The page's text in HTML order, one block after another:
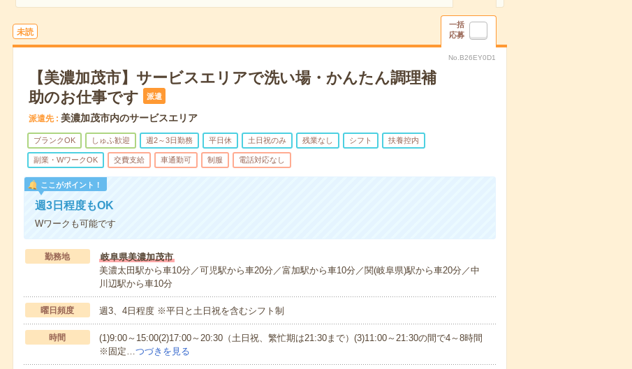
未読
一括
応募
No.B26EY0D1
【美濃加茂市】サービスエリアで洗い場・かんたん調理補
助のお仕事です
派遣
派遣先 美濃加茂市内のサービスエリア
ブランクOK しゅふ歓迎 週2～3日勤務 平日休 土日祝のみ 残業なし シフト 扶養控内
副業・WワークOK 交費支給 車通勤可 制服 電話対応なし
ここがポイント！
週3日程度もOK
Wワークも可能です
勤務地
岐阜県美濃加茂市
美濃太田駅から車10分／可児駅から車20分／富加駅から車10分／関(岐阜県)駅から車20分／中
川辺駅から車10分
曜日頻度 週3、4日程度 ※平日と土日祝を含むシフト制
時間
(1)9:00～15:00(2)17:00～20:30（土日祝、繁忙期は21:30まで）(3)11:00～21:30の間で4～8時間
※固定…つづきを見る